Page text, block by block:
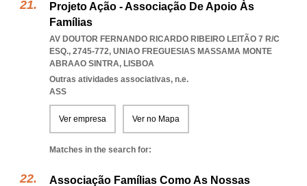
Projeto Ação - Associação De Apoio Às
Famílias
AV DOUTOR FERNANDO RICARDO RIBEIRO LEITÃO 7 R/C
ESQ., 2745-772, UNIAO FREGUESIAS MASSAMA MONTE
ABRAAO SINTRA, LISBOA
Outras atividades associativas, n.e.
ASS
Ver empresa Ver no Mapa
Matches in the search for:
Associação Famílias Como As Nossas